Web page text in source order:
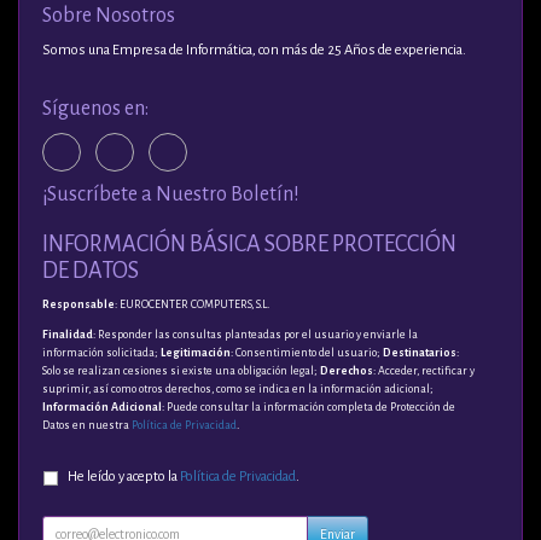
Sobre Nosotros
Somos una Empresa de Informática, con más de 25 Años de experiencia.
Síguenos en:
¡Suscríbete a Nuestro Boletín!
INFORMACIÓN BÁSICA SOBRE PROTECCIÓN
DE DATOS
Responsable: EUROCENTER COMPUTERS, S.L.
Finalidad: Responder las consultas planteadas por el usuario y enviarle la
información solicitada; Legitimación: Consentimiento del usuario; Destinatarios:
Solo se realizan cesiones si existe una obligación legal; Derechos: Acceder, rectificar y
suprimir, así como otros derechos, como se indica en la información adicional;
Información Adicional : Puede consultar la información completa de Protección de
Datos en nuestra Política de Privacidad.
He leído y acepto la Política de Privacidad.
Enviar